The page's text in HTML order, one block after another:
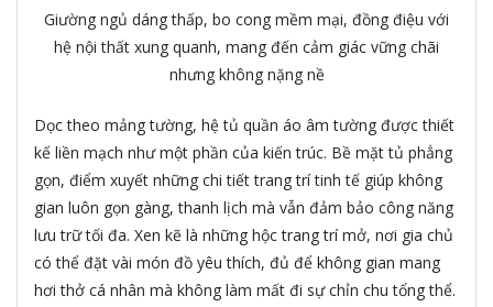
Giường ngủ dáng thấp, bo cong mềm mại, đồng điệu với
hệ nội thất xung quanh, mang đến cảm giác vững chãi
nhưng không nặng nề
Dọc theo mảng tường, hệ tủ quần áo âm tường được thiết
kế liền mạch như một phần của kiến trúc. Bề mặt tủ phẳng
gọn, điểm xuyết những chi tiết trang trí tinh tế giúp không
gian luôn gọn gàng, thanh lịch mà vẫn đảm bảo công năng
lưu trữ tối đa. Xen kẽ là những hộc trang trí mở, nơi gia chủ
có thể đặt vài món đồ yêu thích, đủ để không gian mang
hơi thở cá nhân mà không làm mất đi sự chỉn chu tổng thể.